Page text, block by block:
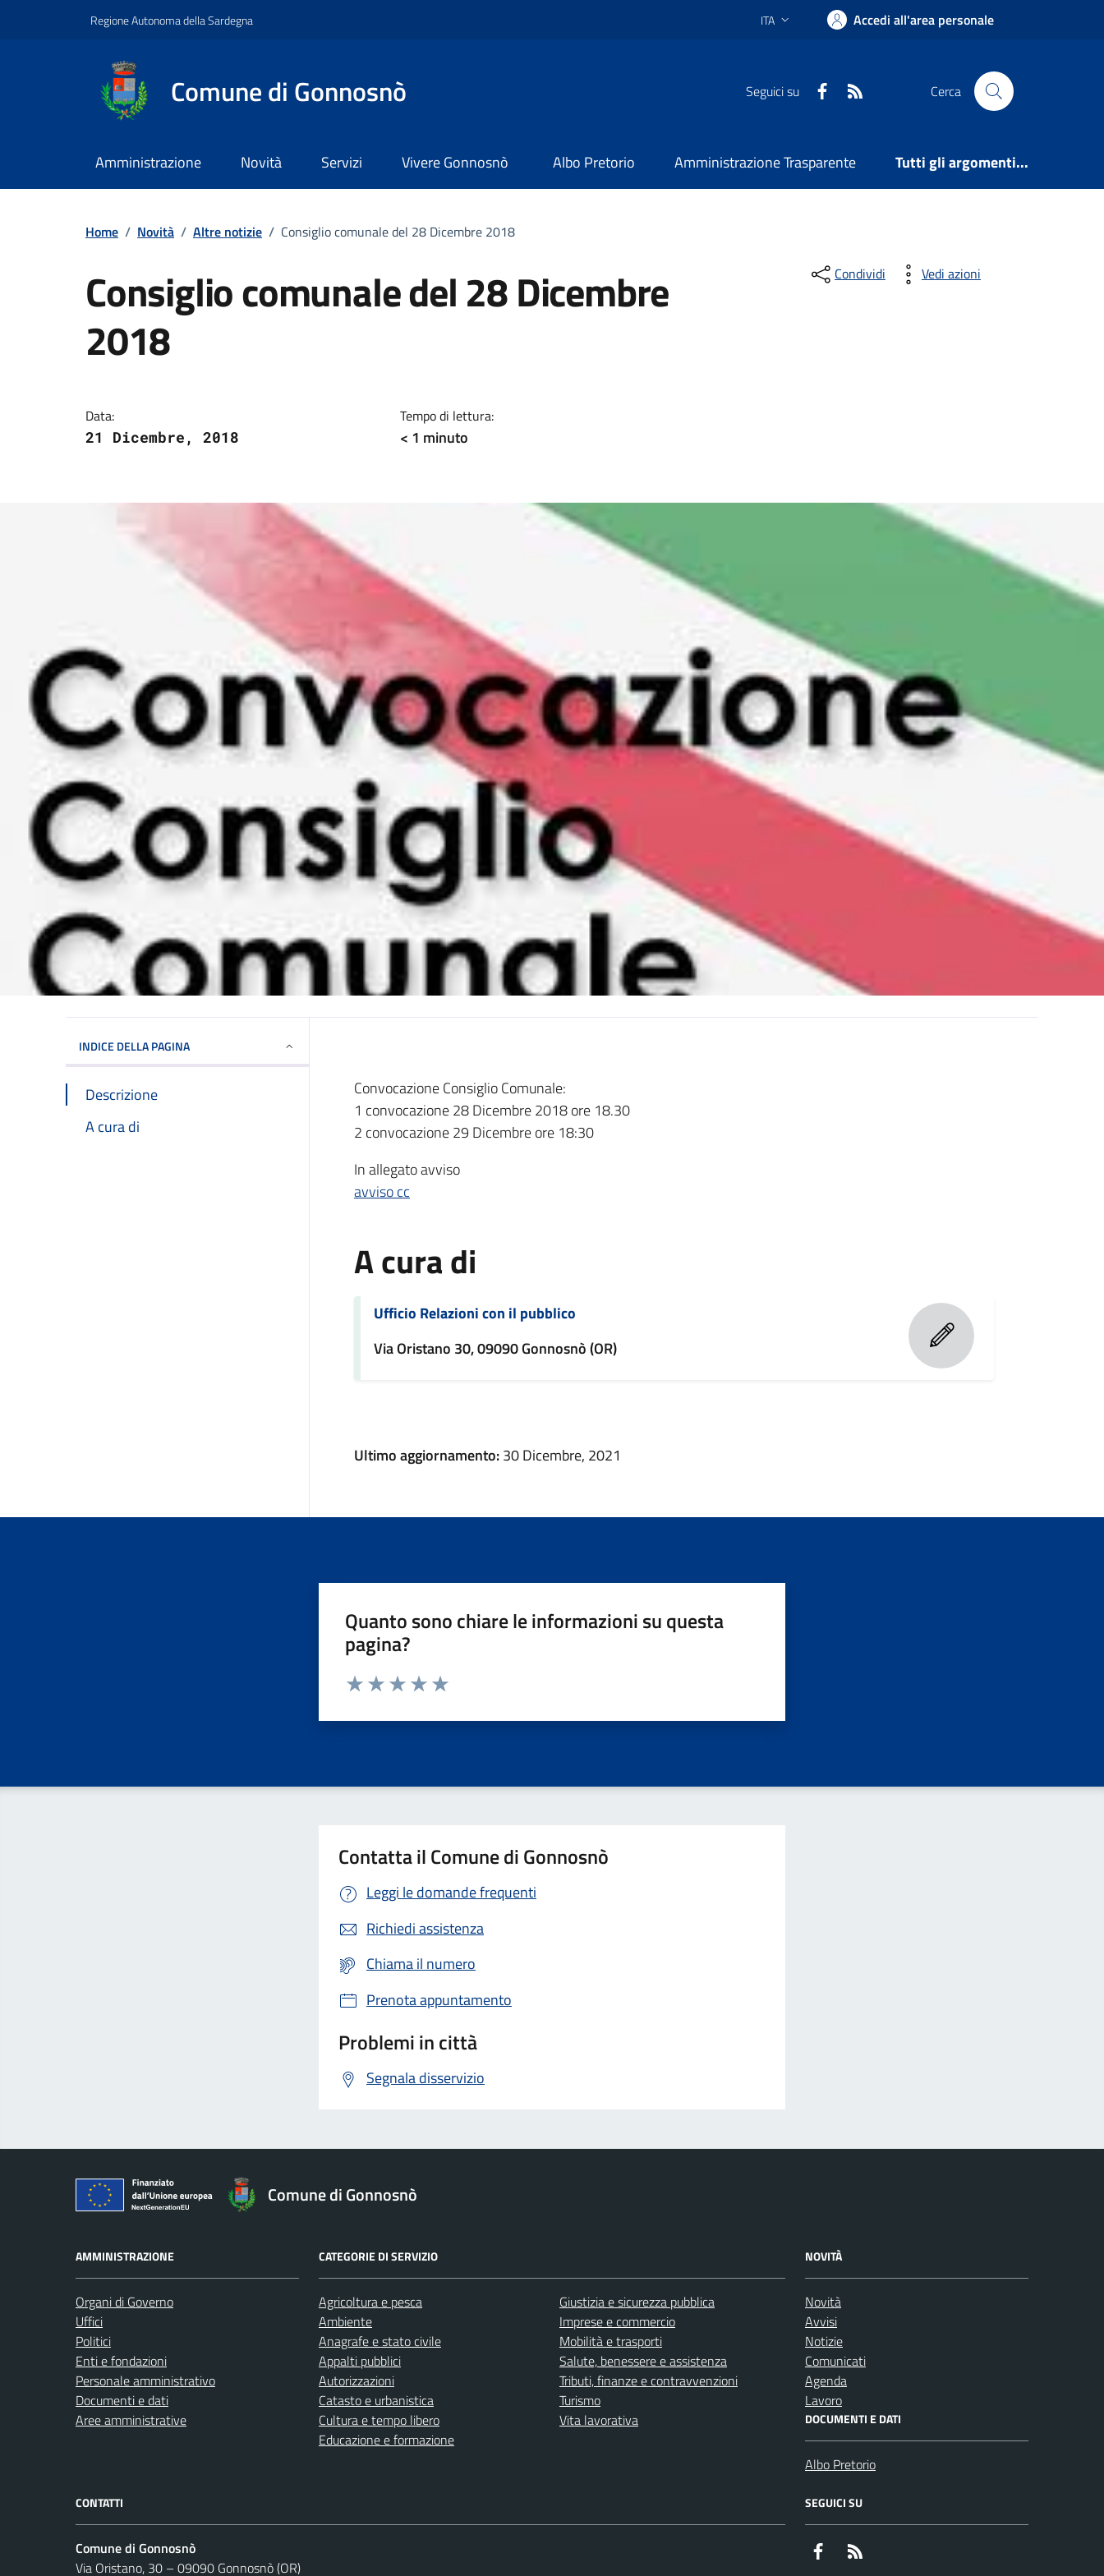
Regione Autonoma della Sardegna Lingua attiva:
ITA Accedi all'area personale
Comune di Gonnosnò Seguici su Facebook Cerca
Amministrazione Novità Servizi Vivere Gonnosnò Albo Pretorio Amministrazione Trasparente Tutti gli argomenti...
Home / Novità / Altre notizie / Consiglio comunale del 28 Dicembre 2018
Consiglio comunale del 28 Dicembre
2018
Data:
21 Dicembre, 2018
Tempo di lettura:
< 1 minuto
Condividi Vedi azioni
INDICE DELLA PAGINA
Descrizione
A cura di
Convocazione Consiglio Comunale:
1 convocazione 28 Dicembre 2018 ore 18.30
2 convocazione 29 Dicembre ore 18:30
In allegato avviso
avviso cc
A cura di
Ufficio Relazioni con il pubblico
Via Oristano 30, 09090 Gonnosnò (OR)
Ultimo aggiornamento:30 Dicembre, 2021
Quanto sono chiare le informazioni su questa
pagina?
Valuta da 1 a 5 stelle la pagina
Contatta il Comune di Gonnosnò
Leggi le domande frequenti
Richiedi assistenza
Chiama il numero
Prenota appuntamento
Problemi in città
Segnala disservizio
Comune di Gonnosnò
AMMINISTRAZIONE
Organi di Governo
Uffici
Politici
Enti e fondazioni
Personale amministrativo
Documenti e dati
Aree amministrative
CATEGORIE DI SERVIZIO
Agricoltura e pesca
Ambiente
Anagrafe e stato civile
Appalti pubblici
Autorizzazioni
Catasto e urbanistica
Cultura e tempo libero
Educazione e formazione
Giustizia e sicurezza pubblica
Imprese e commercio
Mobilità e trasporti
Salute, benessere e assistenza
Tributi, finanze e contravvenzioni
Turismo
Vita lavorativa
NOVITÀ
Novità
Avvisi
Notizie
Comunicati
Agenda
Lavoro
DOCUMENTI E DATI
Albo Pretorio
CONTATTI
Comune di Gonnosnò
Via Oristano, 30 – 09090 Gonnosnò (OR)
SEGUICI SU
Facebook